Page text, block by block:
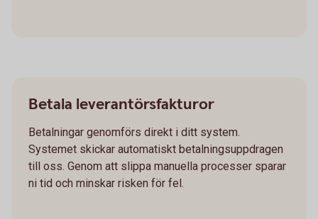
Betala leverantörsfakturor
Betalningar genomförs direkt i ditt system.
Systemet skickar automatiskt betalningsuppdragen
till oss. Genom att slippa manuella processer sparar
ni tid och minskar risken för fel.